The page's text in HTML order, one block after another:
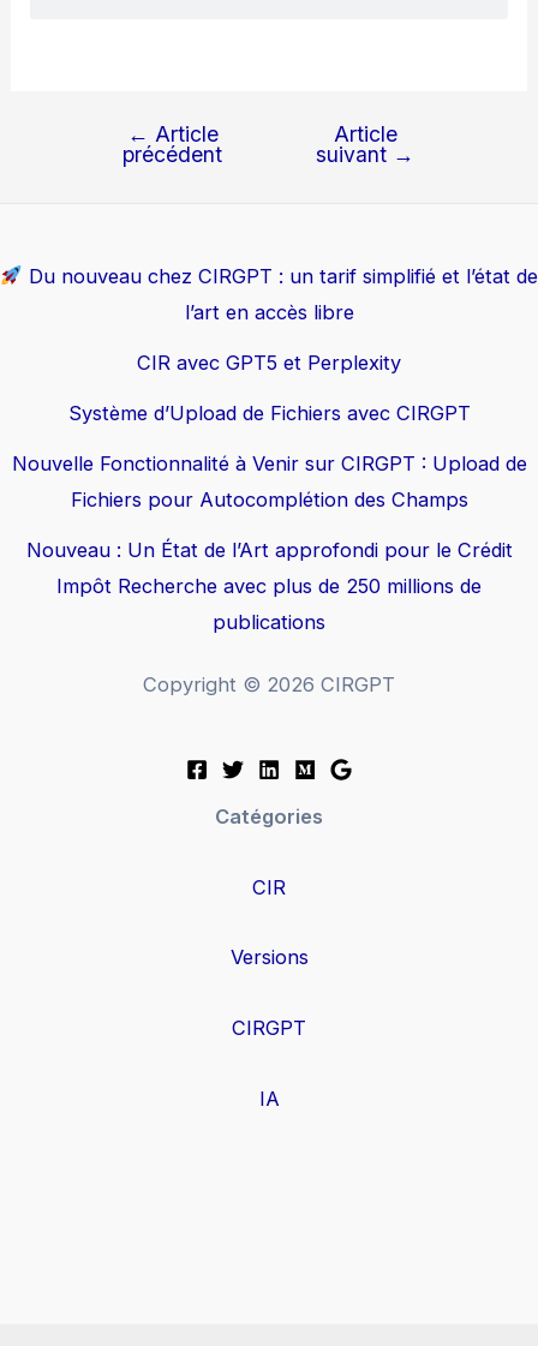
Navigation
← Article
précédent
Article
suivant →
Du nouveau chez CIRGPT : un tarif simplifié et l’état de
l’art en accès libre
CIR avec GPT5 et Perplexity
Système d’Upload de Fichiers avec CIRGPT
Nouvelle Fonctionnalité à Venir sur CIRGPT : Upload de
Fichiers pour Autocomplétion des Champs
Nouveau : Un État de l’Art approfondi pour le Crédit
Impôt Recherche avec plus de 250 millions de
publications
Copyright © 2026 CIRGPT
Catégories
CIR
Versions
CIRGPT
IA